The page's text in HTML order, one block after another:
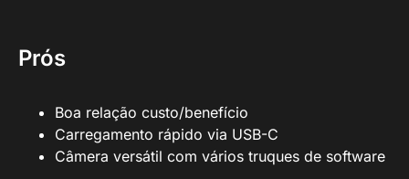
Prós
Boa relação custo/benefício
Carregamento rápido via USB-C
Câmera versátil com vários truques de software